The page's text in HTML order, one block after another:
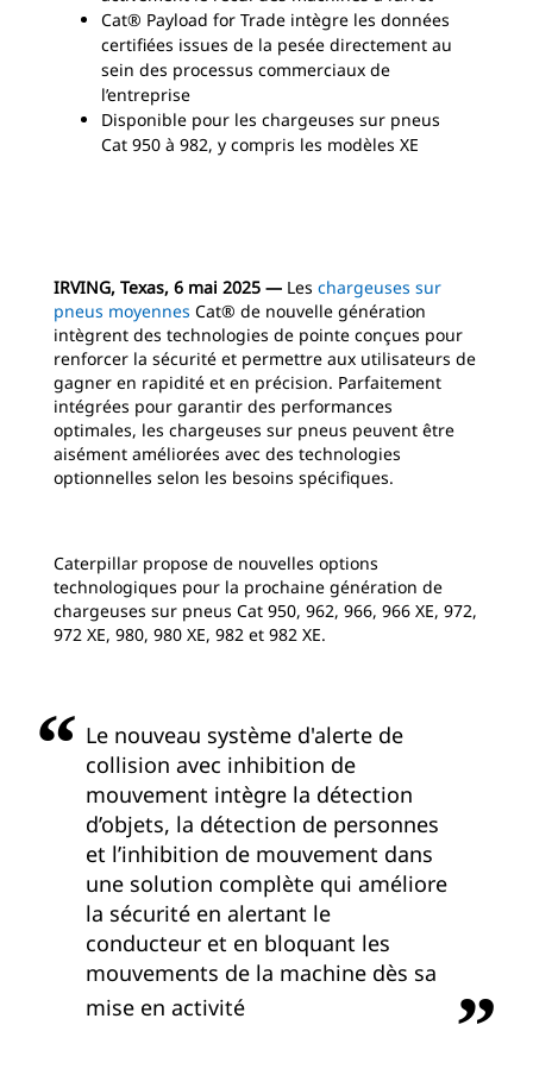
Cat® Payload for Trade intègre les données
certifiées issues de la pesée directement au
sein des processus commerciaux de
l’entreprise
Disponible pour les chargeuses sur pneus
Cat 950 à 982, y compris les modèles XE
IRVING, Texas, 6 mai 2025 ― Les chargeuses sur
pneus moyennes Cat® de nouvelle génération
intègrent des technologies de pointe conçues pour
renforcer la sécurité et permettre aux utilisateurs de
gagner en rapidité et en précision. Parfaitement
intégrées pour garantir des performances
optimales, les chargeuses sur pneus peuvent être
aisément améliorées avec des technologies
optionnelles selon les besoins spécifiques.
Caterpillar propose de nouvelles options
technologiques pour la prochaine génération de
chargeuses sur pneus Cat 950, 962, 966, 966 XE, 972,
972 XE, 980, 980 XE, 982 et 982 XE.
Le nouveau système d'alerte de
collision avec inhibition de
mouvement intègre la détection
d’objets, la détection de personnes
et l’inhibition de mouvement dans
une solution complète qui améliore
la sécurité en alertant le
conducteur et en bloquant les
mouvements de la machine dès sa
mise en activité